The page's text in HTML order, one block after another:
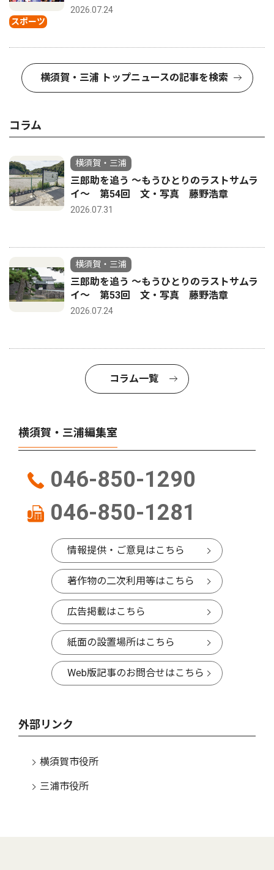
スポーツ
2026.07.24
横須賀・三浦 トップニュースの記事を検索
コラム
横須賀・三浦
三郎助を追う 〜もうひとりのラストサムラ
イ〜 第54回 文・写真 藤野浩章
2026.07.31
横須賀・三浦
三郎助を追う 〜もうひとりのラストサムラ
イ〜 第53回 文・写真 藤野浩章
2026.07.24
コラム一覧
横須賀・三浦編集室
046-850-1290
046-850-1281
情報提供・ご意見はこちら
著作物の二次利用等はこちら
広告掲載はこちら
紙面の設置場所はこちら
Web版記事のお問合せはこちら
外部リンク
横須賀市役所
三浦市役所